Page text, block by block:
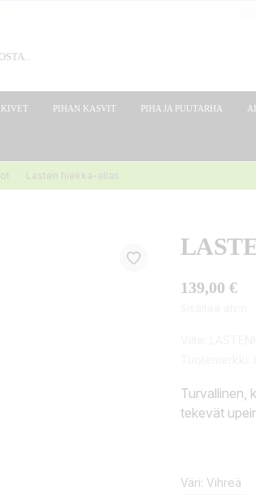
PIHAN KASVIT PIHA JA PUUTARHA
Lasten hiekka-allas
139,00 €
Turvallinen,
tekevät
Väri: Vihreä